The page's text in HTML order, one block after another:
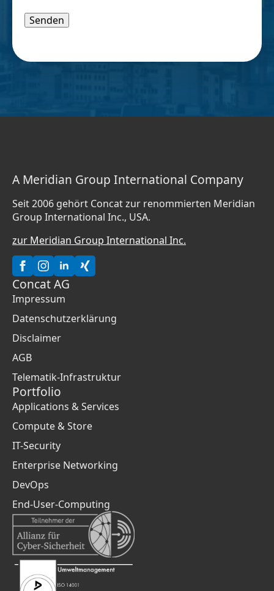
A Meridian Group International Company
Seit 2006 gehört Concat zur renommierten Meridian
Group International Inc., USA.
zur Meridian Group International Inc.
Concat AG
Impressum
Datenschutzerklärung
Disclaimer
AGB
Telematik-Infrastruktur
Portfolio
Applications & Services
Compute & Store
IT-Security
Enterprise Networking
DevOps
End-User-Computing